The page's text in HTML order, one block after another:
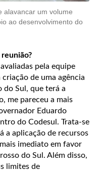
alavancar um volume
ao desenvolvimento do
pela equipe
de uma agência
Sul, que terá a
me pareceu a mais
Eduardo
do Codesul. Trata-se
a aplicação de recursos
imediato em favor
do Sul. Além disso,
limites de